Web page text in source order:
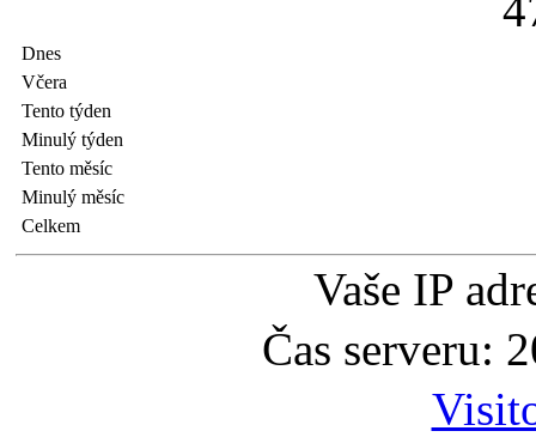
4
Dnes
Včera
Tento týden
Minulý týden
Tento měsíc
Minulý měsíc
Celkem
Vaše IP
Čas serveru: